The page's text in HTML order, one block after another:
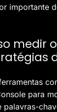
importante
medir
para
palavras-